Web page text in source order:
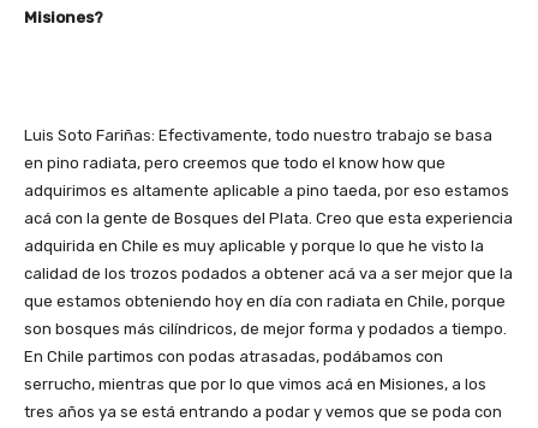
Misiones?
Luis Soto Fariñas: Efectivamente, todo nuestro trabajo se basa
en pino radiata, pero creemos que todo el know how que
adquirimos es altamente aplicable a pino taeda, por eso estamos
acá con la gente de Bosques del Plata. Creo que esta experiencia
adquirida en Chile es muy aplicable y porque lo que he visto la
calidad de los trozos podados a obtener acá va a ser mejor que la
que estamos obteniendo hoy en día con radiata en Chile, porque
son bosques más cilíndricos, de mejor forma y podados a tiempo.
En Chile partimos con podas atrasadas, podábamos con
serrucho, mientras que por lo que vimos acá en Misiones, a los
tres años ya se está entrando a podar y vemos que se poda con